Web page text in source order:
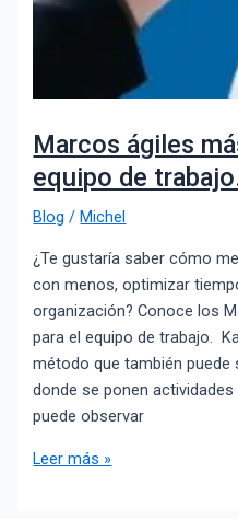
Marcos ágiles
equipo de
Blog / Michel
¿Te gustaría saber cómo
con menos, optimizar
organización? Conoce los
para el equipo de trabajo.
método que también
donde se ponen
puede observar
Leer más »